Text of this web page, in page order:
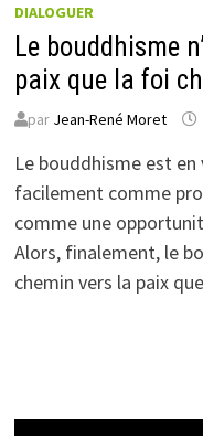
DIALOGUER
Le bouddhisme
paix que la foi
par Jean-René Moret
Le bouddhisme est
facilement comme
comme une
Alors, finalement, le
chemin vers la paix